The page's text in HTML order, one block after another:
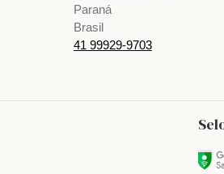
Paraná
Brasil
41 99929-9703